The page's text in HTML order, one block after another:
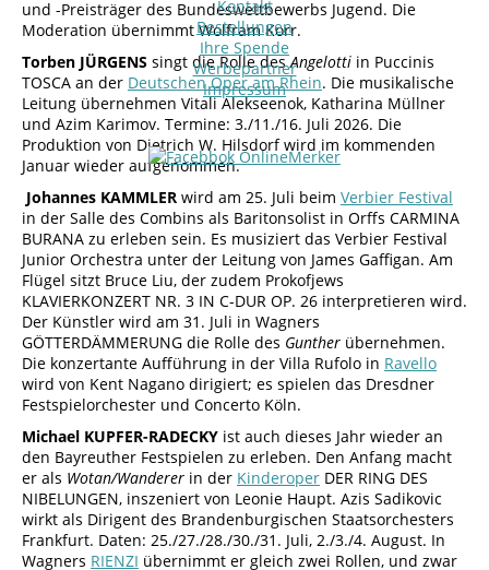
Kontakt
Bestellungen
Ihre Spende
Werbepartner
Impressum
und -Preisträger des Bundeswettbewerbs Jugend. Die
Moderation übernimmt Wolfram Korr.
Torben JÜRGENS singt die Rolle desAngelotti in Puccinis
TOSCA an der Deutschen Oper am Rhein. Die musikalische
Leitung übernehmen Vitali Alekseenok, Katharina Müllner
und Azim Karimov. Termine: 3./11./16. Juli 2026. Die
Produktion von Dietrich W. Hilsdorf wird im kommenden
Januar wieder aufgenommen.
Johannes KAMMLER wird am 25. Juli beim Verbier Festival
in der Salle des Combins als Baritonsolist in Orffs CARMINA
BURANA zu erleben sein. Es musiziert das Verbier Festival
Junior Orchestra unter der Leitung von James Gaffigan. Am
Flügel sitzt Bruce Liu, der zudem Prokofjews
KLAVIERKONZERT NR. 3 IN C-DUR OP. 26 interpretieren wird.
Der Künstler wird am 31. Juli in Wagners
GÖTTERDÄMMERUNG die Rolle des Gunther übernehmen.
Die konzertante Aufführung in der Villa Rufolo in Ravello
wird von Kent Nagano dirigiert; es spielen das Dresdner
Festspielorchester und Concerto Köln.
Michael KUPFER-RADECKY ist auch dieses Jahr wieder an
den Bayreuther Festspielen zu erleben. Den Anfang macht
er als Wotan/Wanderer in der Kinderoper DER RING DES
NIBELUNGEN, inszeniert von Leonie Haupt. Azis Sadikovic
wirkt als Dirigent des Brandenburgischen Staatsorchesters
Frankfurt. Daten: 25./27./28./30./31. Juli, 2./3./4. August. In
Wagners RIENZI übernimmt er gleich zwei Rollen, und zwar